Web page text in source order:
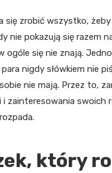
się zrobić wszystko,
nie pokazują się razem
ogóle się nie znają.
nigdy słówkiem nie
nie mają. Przez to,
i zainteresowania swoich
który